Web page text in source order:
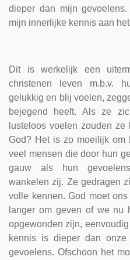
dieper dan mijn
mijn innerlijke kennis aan
Dit is werkelijk een
christenen leven m.b.v.
gelukkig en blij voelen,
bejegend heeft. Als ze
lusteloos voelen zouden
God? Het is zo moeilijk om
veel mensen die door hun
gauw als hun
wankelen zij. Ze gedragen
volle kennen. God moet
langer om geven of we nu
opgewonden zijn,
kennis is dieper dan
gevoelens. Ofschoon het